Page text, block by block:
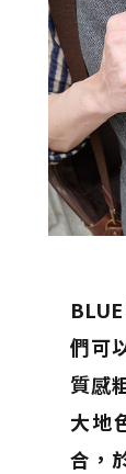
們可
質感
大地
合，